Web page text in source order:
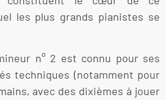
les plus grands pianistes se
n° 2 est connu pour ses
techniques (notamment pour
avec des dixièmes à jouer